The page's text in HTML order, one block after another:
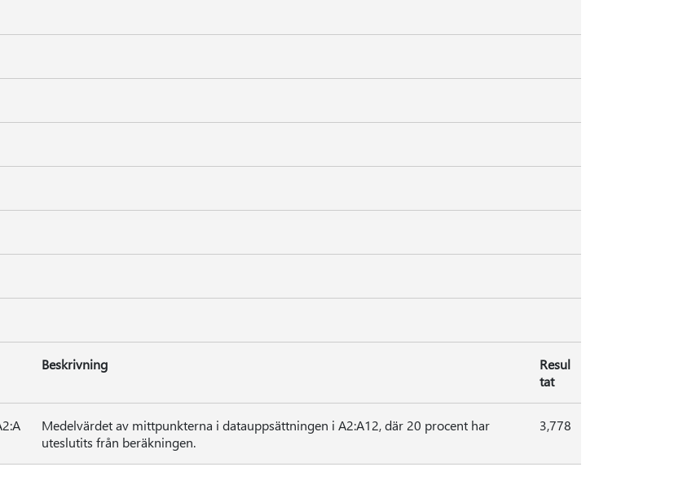
Beskrivning
Resul
tat
Medelvärdet av mittpunkterna i datauppsättningen i A2:A12, där 20 procent har
uteslutits från beräkningen.
3,778